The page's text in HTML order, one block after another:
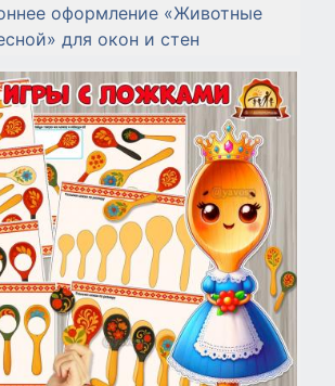
оформление «Животные
для окон и стен